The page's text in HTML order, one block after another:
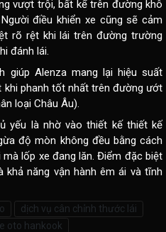
vượt trội, bất kể trên đường khô
điều khiển xe cũng sẽ cảm
rõ rệt khi lái trên đường trường
đánh lái.
giúp Alenza mang lại hiệu suất
khi phanh tốt nhất trên đường ướt
loại Châu Âu).
yếu là nhờ vào thiết kế thiết kế
độ mòn không đều bằng cách
lốp xe đang lăn. Điểm đặc biệt
năng vận hành êm ái và tĩnh
dịch vụ cân chỉnh thước lái
oto hankook